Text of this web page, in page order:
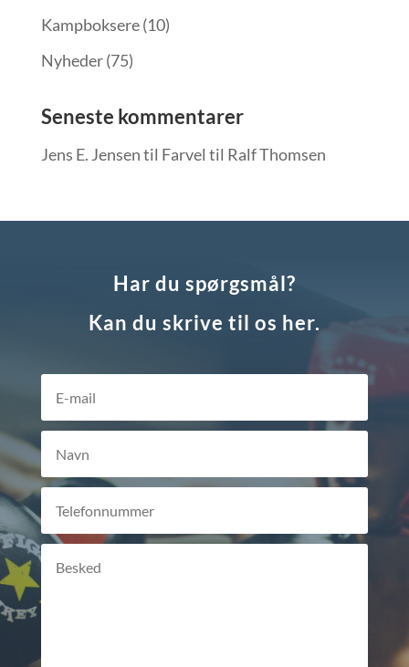
Kampboksere(10)
Nyheder(75)
Seneste kommentarer
Jens E. Jensentil Farvel til Ralf Thomsen
Har du spørgsmål?
Kan du skrive til os her.